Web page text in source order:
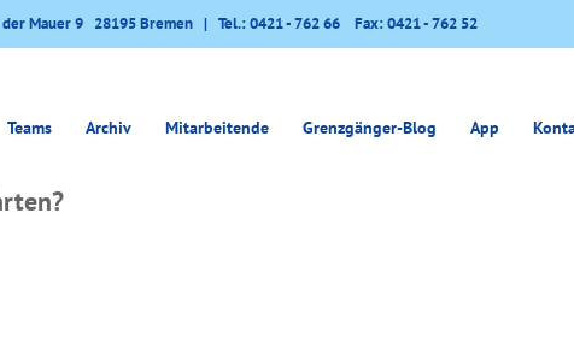
Mauer 9 28195 Bremen | Tel.: 0421 - 762 66 Fax: 0421 - 762 52
Teams Archiv Mitarbeitende Grenzgänger-Blog App